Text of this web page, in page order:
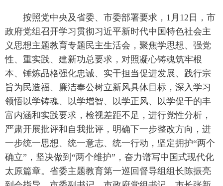
旅游 理财 政务 教育
看天下 晋月读 最太原 网罗民生
太原日报 太原晚报 热评 社区
按照党中央及省委、市委部署要求，1月12日，市
政府党组召开学习贯彻习近平新时代中国特色社会主
义思想主题教育专题民主生活会，聚焦学思想、强党
性、重实践、建新功总要求，对照凝心铸魂筑牢根
本、锤炼品格强化忠诚、实干担当促进发展、践行宗
旨为民造福、廉洁奉公树立新风具体目标，深入学习
领悟以学铸魂、以学增智、以学正风、以学促干的丰
富内涵和实践要求，检视差距不足，进行党性分析，
严肃开展批评和自我批评，明确下一步整改方向，进
一步统一思想、统一意志、统一行动，坚定拥护“两个
确立”，坚决做到“两个维护”，奋力谱写中国式现代化
太原篇章。省委主题教育第一巡回督导组组长陈振亮